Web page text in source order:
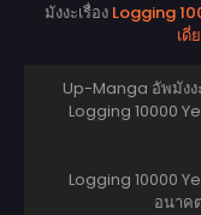
มังงะเรื่อง Logging
เดี่
Up-Manga อัพมัง
Logging 10000
Logging 10000
อนาค